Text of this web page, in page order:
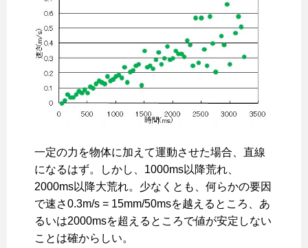
一定の力を物体に加えて運動させた場合、直線
になるはず。しかし、1000ms以降荒れ、
2000ms以降大荒れ。少なくとも、何らかの要因
で速さ0.3m/s = 15mm/50msを越えるところ、あ
るいは2000msを超えるところで値が安定しない
ことは確からしい。